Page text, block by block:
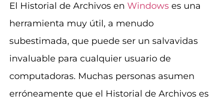
El Historial de Archivos en Windowses una
herramienta muy útil, a menudo
subestimada, que puede ser un salvavidas
invaluable para cualquier usuario de
computadoras. Muchas personas asumen
erróneamente que el Historial de Archivos es